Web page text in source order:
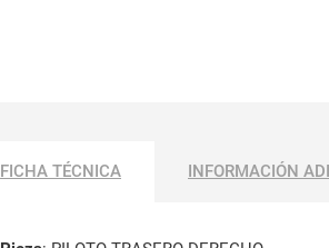
FICHA TÉCNICA INFORMACIÓN